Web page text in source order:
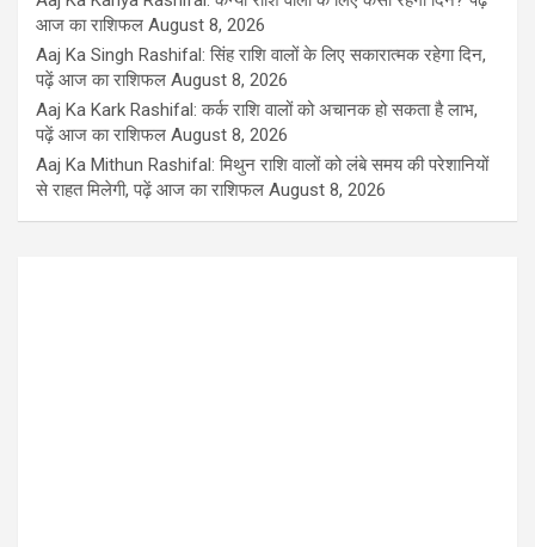
आज का राशिफल August 8, 2026
Aaj Ka Singh Rashifal: सिंह राशि वालों के लिए सकारात्मक रहेगा दिन,
पढ़ें आज का राशिफल August 8, 2026
Aaj Ka Kark Rashifal: कर्क राशि वालों को अचानक हो सकता है लाभ,
पढ़ें आज का राशिफल August 8, 2026
Aaj Ka Mithun Rashifal: मिथुन राशि वालों को लंबे समय की परेशानियों
से राहत मिलेगी, पढ़ें आज का राशिफल August 8, 2026